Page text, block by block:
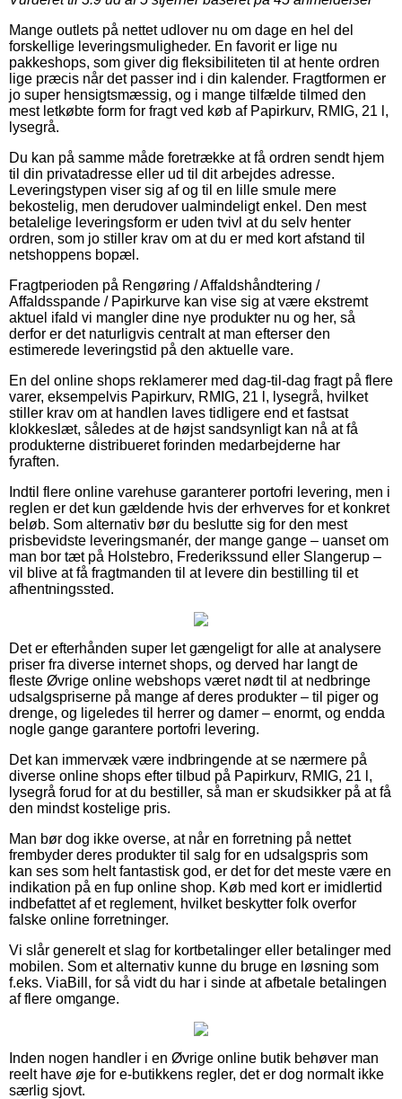
Mange outlets på nettet udlover nu om dage en hel del
forskellige leveringsmuligheder. En favorit er lige nu
pakkeshops, som giver dig fleksibiliteten til at hente ordren
lige præcis når det passer ind i din kalender. Fragtformen er
jo super hensigtsmæssig, og i mange tilfælde tilmed den
mest letkøbte form for fragt ved køb af Papirkurv, RMIG, 21 l,
lysegrå.
Du kan på samme måde foretrække at få ordren sendt hjem
til din privatadresse eller ud til dit arbejdes adresse.
Leveringstypen viser sig af og til en lille smule mere
bekostelig, men derudover ualmindeligt enkel. Den mest
betalelige leveringsform er uden tvivl at du selv henter
ordren, som jo stiller krav om at du er med kort afstand til
netshoppens bopæl.
Fragtperioden på Rengøring / Affaldshåndtering /
Affaldsspande / Papirkurve kan vise sig at være ekstremt
aktuel ifald vi mangler dine nye produkter nu og her, så
derfor er det naturligvis centralt at man efterser den
estimerede leveringstid på den aktuelle vare.
En del online shops reklamerer med dag-til-dag fragt på flere
varer, eksempelvis Papirkurv, RMIG, 21 l, lysegrå, hvilket
stiller krav om at handlen laves tidligere end et fastsat
klokkeslæt, således at de højst sandsynligt kan nå at få
produkterne distribueret forinden medarbejderne har
fyraften.
Indtil flere online varehuse garanterer portofri levering, men i
reglen er det kun gældende hvis der erhverves for et konkret
beløb. Som alternativ bør du beslutte sig for den mest
prisbevidste leveringsmanér, der mange gange – uanset om
man bor tæt på Holstebro, Frederikssund eller Slangerup –
vil blive at få fragtmanden til at levere din bestilling til et
afhentningssted.
Det er efterhånden super let gængeligt for alle at analysere
priser fra diverse internet shops, og derved har langt de
fleste Øvrige online webshops været nødt til at nedbringe
udsalgspriserne på mange af deres produkter – til piger og
drenge, og ligeledes til herrer og damer – enormt, og endda
nogle gange garantere portofri levering.
Det kan immervæk være indbringende at se nærmere på
diverse online shops efter tilbud på Papirkurv, RMIG, 21 l,
lysegrå forud for at du bestiller, så man er skudsikker på at få
den mindst kostelige pris.
Man bør dog ikke overse, at når en forretning på nettet
frembyder deres produkter til salg for en udsalgspris som
kan ses som helt fantastisk god, er det for det meste være en
indikation på en fup online shop. Køb med kort er imidlertid
indbefattet af et reglement, hvilket beskytter folk overfor
falske online forretninger.
Vi slår generelt et slag for kortbetalinger eller betalinger med
mobilen. Som et alternativ kunne du bruge en løsning som
f.eks. ViaBill, for så vidt du har i sinde at afbetale betalingen
af flere omgange.
Inden nogen handler i en Øvrige online butik behøver man
reelt have øje for e-butikkens regler, det er dog normalt ikke
særlig sjovt.